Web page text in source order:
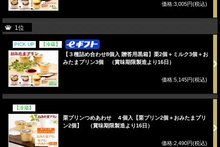
価格:3,005円(税込)
1位
PICK UP 【冷蔵】
【３種詰め合わせ8個入 贈答用黒箱】栗2個＋ミルク3個＋お
みたまプリン3個 （賞味期限製造より16日）
価格:5,145円(税込)
【冷蔵】
栗プリンつめあわせ ４個入【栗プリン2個＋おみたまプリ
ン2個】 （賞味期限製造より16日）
価格:2,490円(税込)